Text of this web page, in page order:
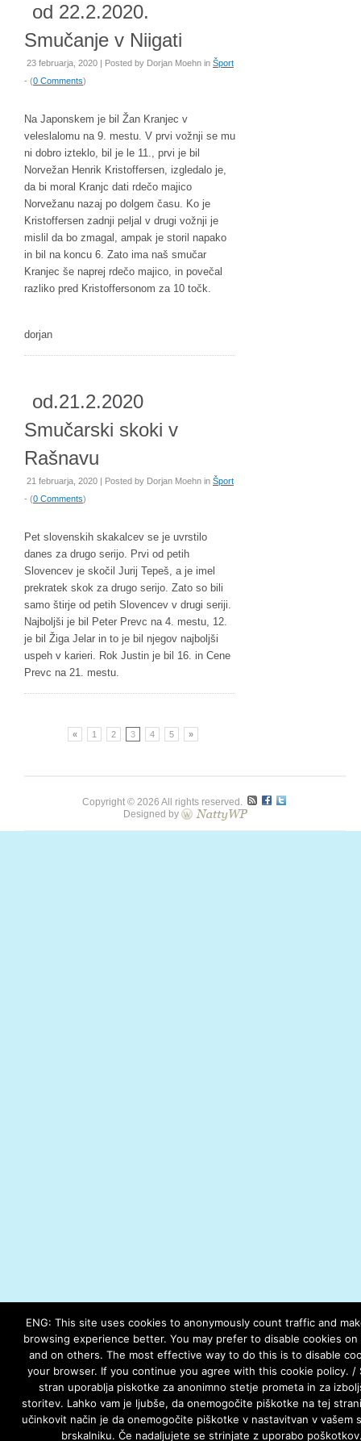
od 22.2.2020.
Smučanje v Niigati
23 februarja, 2020 | Posted by Dorjan Moehn in Šport
- (0 Comments)
Na Japonskem je bil Žan Kranjec v
veleslalomu na 9. mestu. V prvi vožnji se mu
ni dobro izteklo, bil je le 11., prvi je bil
Norvežan Henrik Kristoffersen, izgledalo je,
da bi moral Kranjc dati rdečo majico
Norvežanu nazaj po dolgem času. Ko je
Kristoffersen zadnji peljal v drugi vožnji je
mislil da bo zmagal, ampak je storil napako
in bil na koncu 6. Zato ima naš smučar
Kranjec še naprej rdečo majico, in povečal
razliko pred Kristoffersonom za 10 točk.
dorjan
od.21.2.2020
Smučarski skoki v
Rašnavu
21 februarja, 2020 | Posted by Dorjan Moehn in Šport
- (0 Comments)
Pet slovenskih skakalcev se je uvrstilo
danes za drugo serijo. Prvi od petih
Slovencev je skočil Jurij Tepeš, a je imel
prekratek skok za drugo serijo. Zato so bili
samo štirje od petih Slovencev v drugi seriji.
Najboljši je bil Peter Prevc na 4. mestu, 12.
je bil Žiga Jelar in to je bil njegov najboljši
uspeh v karieri. Rok Justin je bil 16. in Cene
Prevc na 21. mestu.
« 1 2 3 4 5 »
Copyright © 2026 All rights reserved.
Designed by
ENG: This site uses cookies to anonymously count traffic and
browsing experience better. You may prefer to disable cookies
and on others. The most effective way to do this is to disable
your browser. If you continue you agree with this cookie policy. /
stran uporablja piskotke za anonimno stetje prometa in za
storitev. Lahko vam je ljubše, da onemogočite piškotke na tej
učinkovit način je da onemogočite piškotke v nastavitvan v vašem
brskalniku. Če nadaljujete se strinjate z uporabo